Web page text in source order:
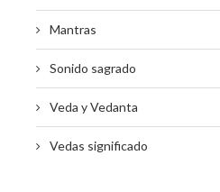
Mantras
Sonido sagrado
Veda y Vedanta
Vedas significado